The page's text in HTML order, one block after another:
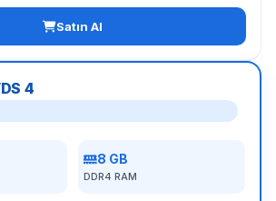
Satın Al
4
8 GB
DDR4 RAM